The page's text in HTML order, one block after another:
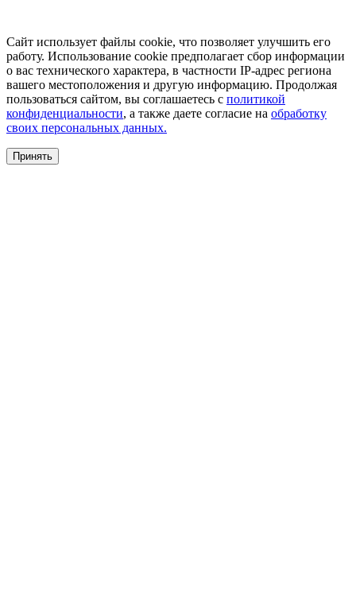
Сайт использует файлы cookie, что позволяет улучшить его
работу. Использование cookie предполагает сбор информации
о вас технического характера, в частности IP-адрес региона
вашего местоположения и другую информацию. Продолжая
пользоваться сайтом, вы соглашаетесь с политикой
конфиденциальности, а также даете согласие на обработку
своих персональных данных.
Принять